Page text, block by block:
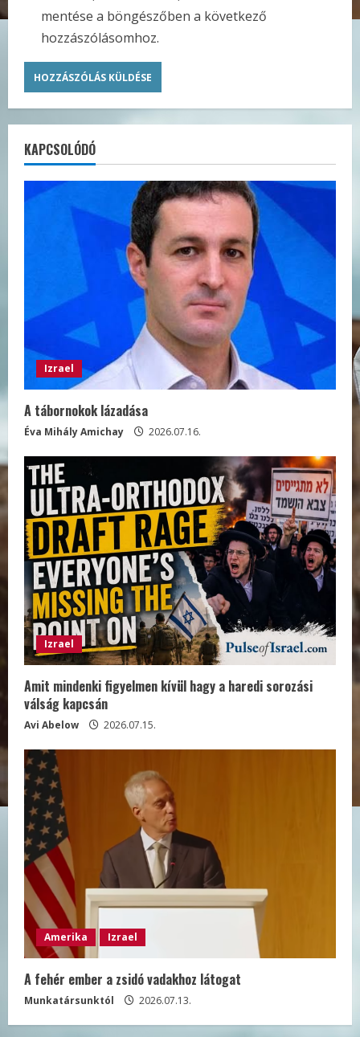
mentése a böngészőben a következő
hozzászólásomhoz.
KAPCSOLÓDÓ
Izrael
A tábornokok lázadása
Éva Mihály Amichay 2026.07.16.
Izrael
Amit mindenki figyelmen kívül hagy a haredi sorozási
válság kapcsán
Avi Abelow 2026.07.15.
Amerika Izrael
A fehér ember a zsidó vadakhoz látogat
Munkatársunktól 2026.07.13.